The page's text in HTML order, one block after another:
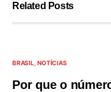
Related Posts
BRASIL NOTÍCIAS
Por que o